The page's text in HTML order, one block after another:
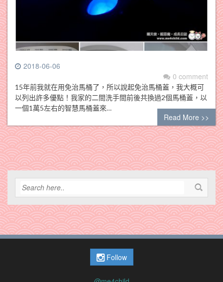
2018-06-06
0 comment
15年前我就在用免治馬桶了，所以說起免治馬桶蓋，我大概可
以列出許多優點！我家的二間洗手間前後共換過2個馬桶蓋，以
一個1萬5左右的智慧馬桶蓋來…
Read More >>
Follow